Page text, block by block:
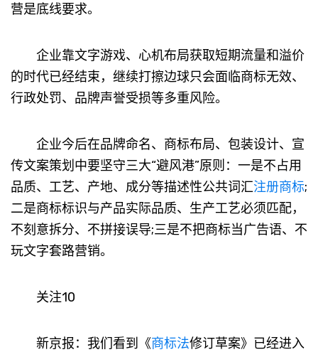
营是底线要求。
企业靠文字游戏、心机布局获取短期流量和溢价
的时代已经结束，继续打擦边球只会面临商标无效、
行政处罚、品牌声誉受损等多重风险。
企业今后在品牌命名、商标布局、包装设计、宣
传文案策划中要坚守三大“避风港”原则：一是不占用
品质、工艺、产地、成分等描述性公共词汇注册商标;
二是商标标识与产品实际品质、生产工艺必须匹配，
不刻意拆分、不拼接误导;三是不把商标当广告语、不
玩文字套路营销。
关注10
新京报：我们看到《商标法修订草案》已经进入